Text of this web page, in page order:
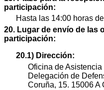
participación:
Hasta las 14:00 horas
20. Lugar de envío de las
participación:
20.1) Dirección:
Oficina de
Delegación de
Coruña, 15. 15006 A